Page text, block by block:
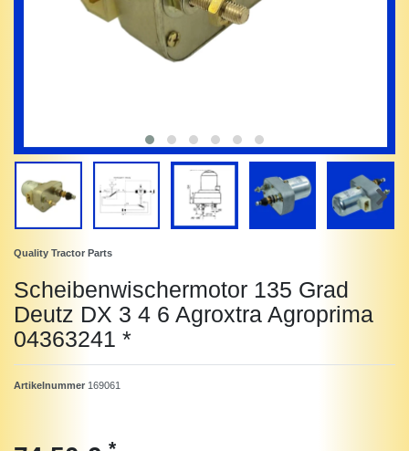
Quality Tractor Parts
Scheibenwischermotor 135 Grad
Deutz DX 3 4 6 Agroxtra Agroprima
04363241 *
Artikelnummer 169061